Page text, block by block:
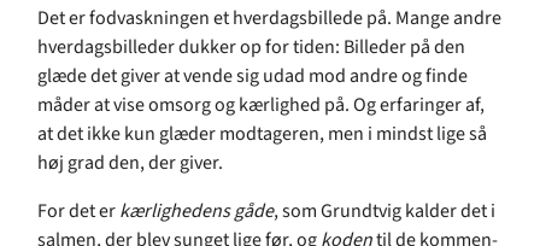
Det er fodvaskningen et hverdagsbillede på. Mange andre
hverdagsbilleder dukker op for tiden: Billeder på den
glæde det giver at vende sig udad mod andre og finde
måder at vise omsorg og kærlighed på. Og erfaringer af,
at det ikke kun glæder modtageren, men i mindst lige så
høj grad den, der giver.
For det erkærlighedens gåde, som Grundtvig kalder det i
salmen, der blev sunget lige før, ogkodentil de kommen-